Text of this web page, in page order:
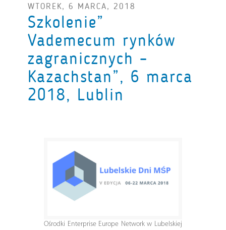
WTOREK, 6 MARCA, 2018
Szkolenie”
Vademecum rynków
zagranicznych –
Kazachstan”, 6 marca
2018, Lublin
Ośrodki Enterprise Europe Network w Lubelskiej